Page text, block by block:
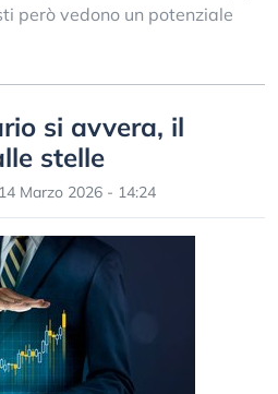
però vedono un potenziale
si avvera, il
stelle
14 Marzo 2026 - 14:24